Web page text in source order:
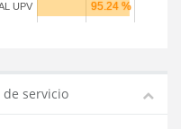
UPV
servicio